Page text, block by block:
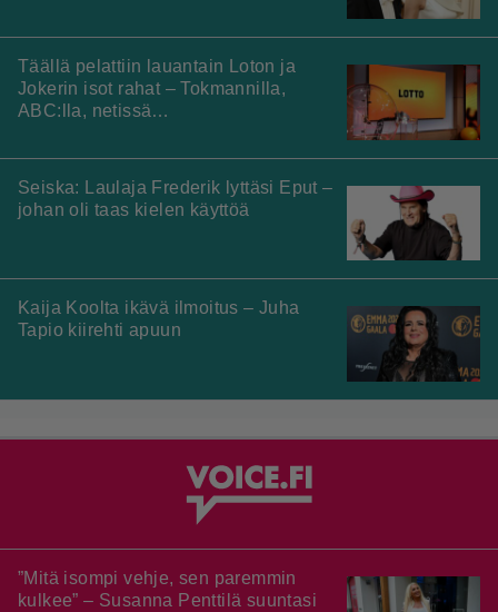
Täällä pelattiin lauantain Loton ja
Jokerin isot rahat – Tokmannilla,
ABC:lla, netissä…
Seiska: Laulaja Frederik lyttäsi Eput –
johan oli taas kielen käyttöä
Kaija Koolta ikävä ilmoitus – Juha
Tapio kiirehti apuun
”Mitä isompi vehje, sen paremmin
kulkee” – Susanna Penttilä suuntasi